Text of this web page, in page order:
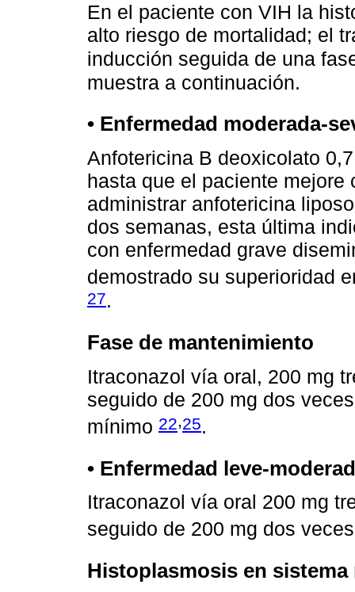
En el paciente con VIH la
alto riesgo de mortalidad; el
inducción seguida de una
muestra a continuación.
• Enfermedad moderada-
Anfotericina B deoxicolato
hasta que el paciente mejore
administrar anfotericina
dos semanas, esta última
con enfermedad grave
demostrado su superioridad
27.
Fase de mantenimiento
Itraconazol vía oral, 200 mg
seguido de 200 mg dos
mínimo 22,25.
• Enfermedad leve-
Itraconazol vía oral 200 mg
seguido de 200 mg dos
Histoplasmosis en